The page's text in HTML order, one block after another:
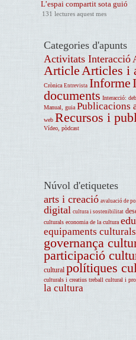
L’espai compartit sota guió
131 lectures aquest mes
Categories d'apunts
Activitats Interacció
Article Articles i
Crònica Entrevista Informe
documents Interacció:
Manual, guia Publicacions
web Recursos i
Vídeo, pòdcast
Núvol d'etiquetes
arts i creació avaluació de
digital cultura i sostenibilitat
culturals economia de la cultura
equipaments culturals
governança
participació
cultural polítiques
culturals i creatius treball cultural i
la cultura